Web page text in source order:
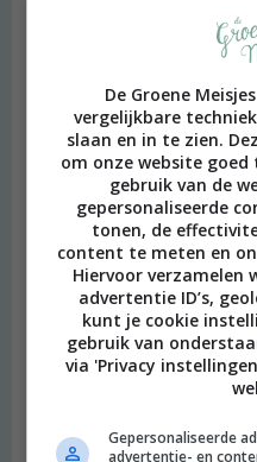
De Groene
vergelijkbare
slaan en in te zien.
om onze website
gebruik van de
gepersonaliseerde
tonen, de
content te meten en
Hiervoor verzamelen
advertentie ID’s,
kunt je cookie
gebruik van
via 'Privacy
Gepersonaliseerde
advertentie- en